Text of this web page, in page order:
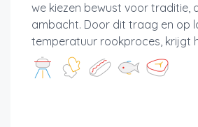
we kiezen bewust voor traditie,
ambacht. Door dit traag en op
temperatuur rookproces, krijgt